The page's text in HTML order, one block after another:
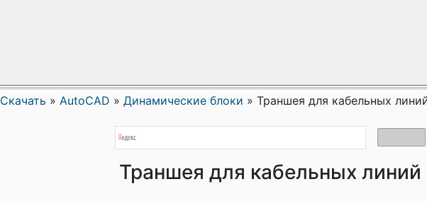
Скачать » AutoCAD » Динамические блоки » Траншея для кабельных
Траншея для кабельных линий